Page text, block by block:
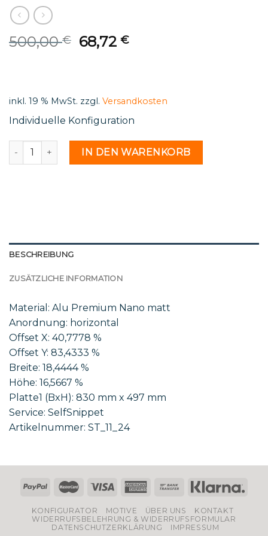
500,00€
Original
68,72€Current
inkl. 19 % MwSt. zzgl. Versandkosten
Individuelle Konfiguration
St 11 24 - 1808177 MengeIN DEN WARENKORB
BESCHREIBUNG
ZUSÄTZLICHE INFORMATION
Material: Alu Premium Nano matt
Anordnung: horizontal
Offset X: 40,7778 %
Offset Y: 83,4333 %
Breite: 18,4444 %
Höhe: 16,5667 %
Platte1 (BxH): 830 mm x 497 mm
Service: SelfSnippet
Artikelnummer: ST_11_24
KONFIGURATOR MOTIVE ÜBER UNS
KONTAKT
WIDERRUFSBELEHRUNG & WIDERRUFSFORMULAR
DATENSCHUTZERKLÄRUNG
IMPRESSUM